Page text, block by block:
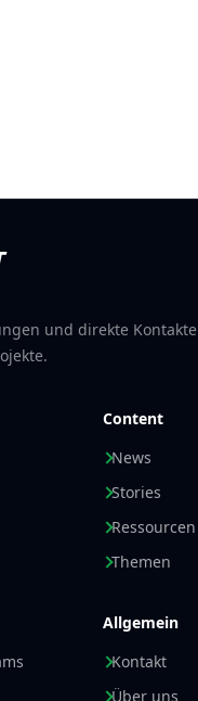
und direkte Kontakte
Content
News
Stories
Ressourcen
Themen
Allgemein
Kontakt
Über uns